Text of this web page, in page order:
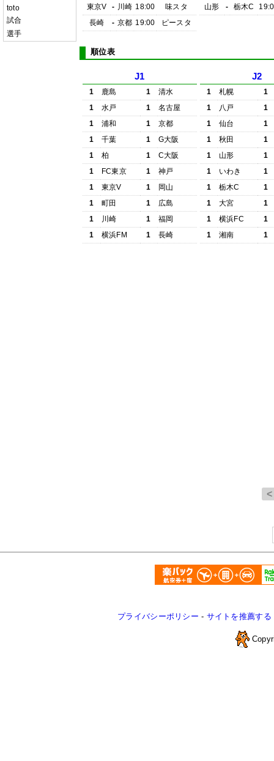
toto
試合
選手
東京V
- 川崎 18:00
味スタ
長崎
- 京都 19:00 ピースタ
山形
- 栃木C
順位表
J1
1 鹿島 1
清水
1
水戸 1
名古屋
1
浦和 1
京都
1
千葉 1
G大阪
1
柏 1
C大阪
1
FC東京 1
神戸
1
東京V 1
岡山
1
町田 1
広島
1
川崎 1
福岡
1
横浜FM 1 長崎
J2
1 札幌
1
1
八戸
1
1
仙台
1
1
秋田
1
1
山形
1
1
いわき
1
1
栃木C
1
1
大宮
1
1
横浜FC
1
1
湘南 1
プライバシーポリシー - サイトを推薦する